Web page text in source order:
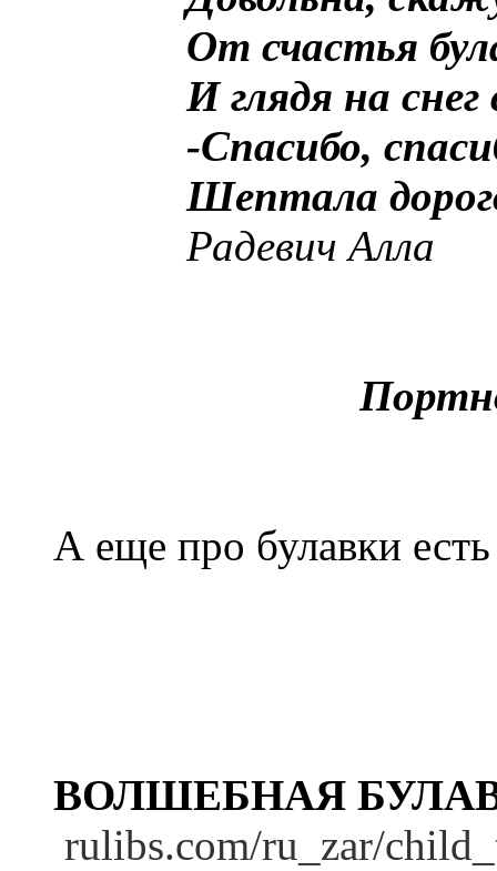
От счастья
И глядя на снег
-Спасибо,
Шептала
Радевич Алла
А еще про булавки
ВОЛШЕБНАЯ
rulibs.com/ru_zar/